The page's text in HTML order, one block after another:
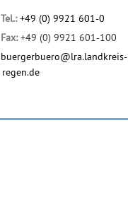
Tel.:+49 (0) 9921 601-0
Fax:+49 (0) 9921 601-100
buergerbuero@lra.landkreis-
regen.de